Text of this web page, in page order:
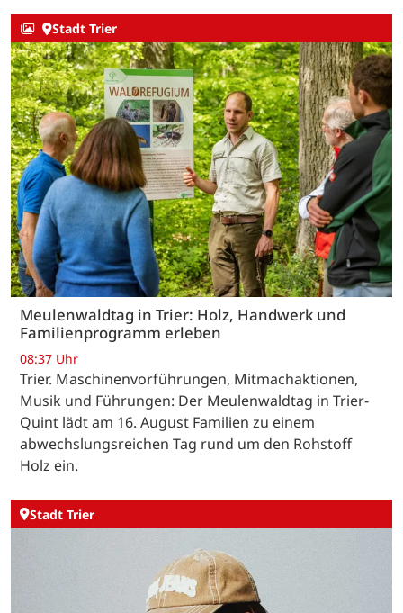
Stadt Trier
Meulenwaldtag in Trier: Holz, Handwerk und
Familienprogramm erleben
08:37 Uhr
Trier. Maschinenvorführungen, Mitmachaktionen,
Musik und Führungen: Der Meulenwaldtag in Trier-
Quint lädt am 16. August Familien zu einem
abwechslungsreichen Tag rund um den Rohstoff
Holz ein.
Stadt Trier